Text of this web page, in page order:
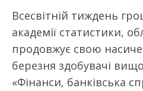
Всесвітній тиждень
академії статистики,
продовжує свою
березня здобувачі
«Фінанси, банківська